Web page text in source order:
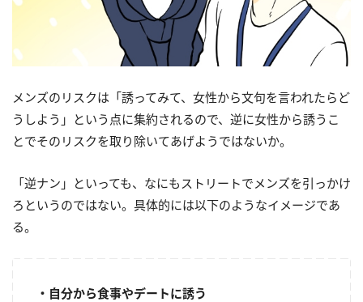
メンズのリスクは「誘ってみて、女性から文句を言われたらど
うしよう」という点に集約されるので、逆に女性から誘うこ
とでそのリスクを取り除いてあげようではないか。
「逆ナン」といっても、なにもストリートでメンズを引っかけ
ろというのではない。具体的には以下のようなイメージであ
る。
・自分から食事やデートに誘う